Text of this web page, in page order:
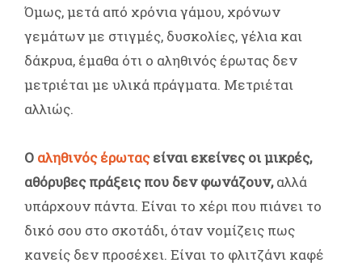
Όμως, μετά από χρόνια γάμου, χρόνων
γεμάτων με στιγμές, δυσκολίες, γέλια και
δάκρυα, έμαθα ότι ο αληθινός έρωτας δεν
μετριέται με υλικά πράγματα. Μετριέται
αλλιώς.
Ο αληθινός έρωταςείναι εκείνες οι μικρές,
αθόρυβες πράξεις που δεν φωνάζουν,αλλά
υπάρχουν πάντα. Είναι το χέρι που πιάνει το
δικό σου στο σκοτάδι, όταν νομίζεις πως
κανείς δεν προσέχει. Είναι το φλιτζάνι καφέ